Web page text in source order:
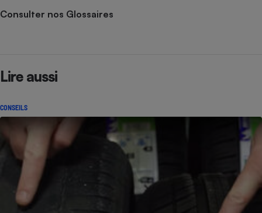
Consulter nos Glossaires
Lire aussi
CONSEILS